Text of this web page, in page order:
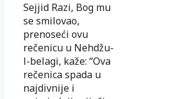
Sejjid Razi, Bog mu
se smilovao,
prenoseći ovu
rečenicu u Nehdžu-
l-belagi, kaže: “Ova
rečenica spada u
najdivnije i